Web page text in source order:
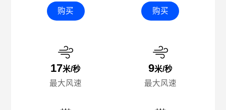
购买
17米/秒
最大风速
购买
9米/秒
最大风速